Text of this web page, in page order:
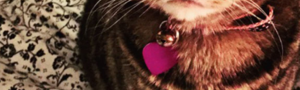
UTAJENÉ PŘÍBĚHY
ČESKÝCH DĚJIN
ALTERNATIVNÍ
HISTORIE
REALITA
OPTICKÉ
KLAMY